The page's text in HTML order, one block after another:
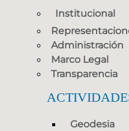
Institucional
Administración
Marco Legal
Transparencia
Geodesia